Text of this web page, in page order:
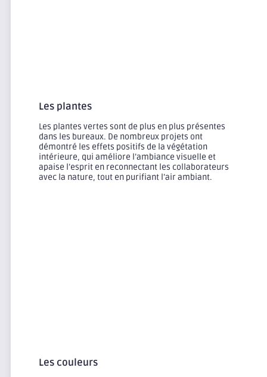
Les plantes
Les plantes vertes sont de plus en plus présentes
dans les bureaux. De nombreux projets ont
démontré les effets positifs de la végétation
intérieure, qui améliore l’ambiance visuelle et
apaise l’esprit en reconnectant les collaborateurs
avec la nature, tout en purifiant l’air ambiant.
Les couleurs